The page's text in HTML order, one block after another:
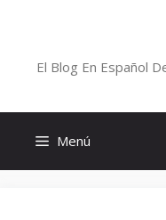
El Blog En Español
Menú